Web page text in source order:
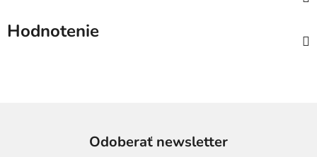
Hodnotenie
Odoberať newsletter